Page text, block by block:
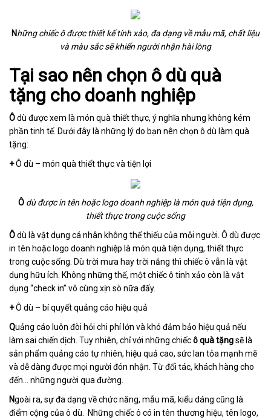
Những chiếc ô được thiết kế tính xảo, đa dạng về mẫu mã, chất liệu
và màu sắc sẽ khiến người nhận hài lòng
Tại sao nên chọn ô dù quà
tặng cho doanh nghiệp
Ôdù được xem là món quà thiết thực, ý nghĩa nhưng không kém
phần tinh tế. Dưới đây là những lý do bạn nên chọn ô dù làm quà
tặng:
+Ô dù – món quà thiết thực và tiện lợi
Ô dù được in tên hoặc logo doanh nghiệp là món quà tiện dụng,
thiết thực trong cuộc sống
Ôdù là vật dụng cá nhân không thể thiếu của mỗi người. Ô dù được
in tên hoặc logo doanh nghiệp là món quà tiện dụng, thiết thực
trong cuộc sống. Dù trời mưa hay trời nắng thì chiếc ô vẫn là vật
dụng hữu ích. Không những thế, một chiếc ô tinh xảo còn là vật
dụng “check in” vô cùng xịn sò nữa đấy.
+Ô dù – bí quyết quảng cáo hiệu quả
Quảng cáo luôn đòi hỏi chi phí lớn và khó đảm bảo hiệu quả nếu
làm sai chiến dịch. Tuy nhiên, chỉ với những chiếcô quà tặngsẽ là
sản phẩm quảng cáo tự nhiên, hiệu quả cao, sức lan tỏa mạnh mẽ
và dễ dàng được mọi người đón nhận. Từ đối tác, khách hàng cho
đến… những người qua đường.
Ngoài ra, sự đa dạng về chức năng, mẫu mã, kiểu dáng cũng là
điểm cộng của ô dù. Những chiếc ô có in tên thương hiệu, tên logo,